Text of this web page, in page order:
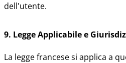
dell'utente.
9. Legge Applicabile e
La legge francese si applica a